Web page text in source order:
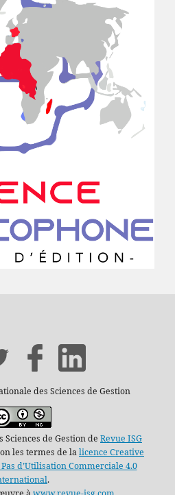
des Sciences de Gestion
de Gestion de Revue ISG
les termes de lalicence Creative
d’Utilisation Commerciale 4.0
.